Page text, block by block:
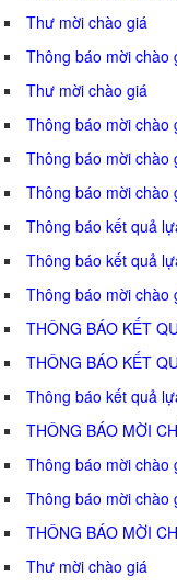
Thư mời chào giá
Thông báo mời chào
Thư mời chào giá
Thông báo mời chào
Thông báo mời chào
Thông báo mời chào
Thông báo kết quả
Thông báo kết quả
Thông báo mời chào
THÔNG BÁO KẾT
THÔNG BÁO KẾT
Thông báo kết quả
THÔNG BÁO MỜI
Thông báo mời chào
Thông báo mời chào
THÔNG BÁO MỜI
Thư mời chào giá